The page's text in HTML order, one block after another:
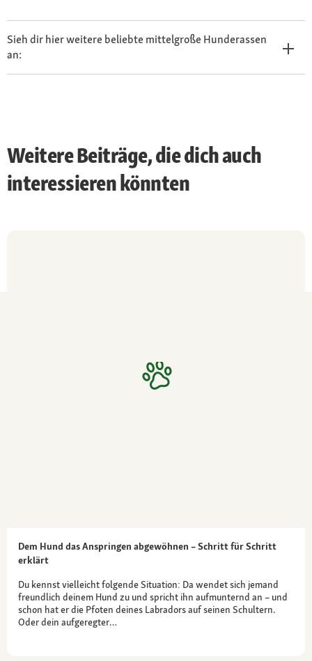
Sieh dir hier weitere beliebte mittelgroße Hunderassen
an:
Weitere Beiträge, die dich auch
interessieren könnten
Dem Hund das Anspringen abgewöhnen – Schritt für Schritt
erklärt
Du kennst vielleicht folgende Situation: Da wendet sich jemand
freundlich deinem Hund zu und spricht ihn aufmunternd an – und
schon hat er die Pfoten deines Labradors auf seinen Schultern.
Oder dein aufgeregter…